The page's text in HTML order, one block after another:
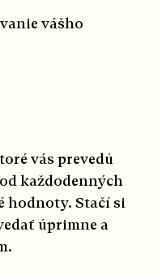
vášho
vás prevedú
každodenných
hodnoty. Stačí si
úprimne a